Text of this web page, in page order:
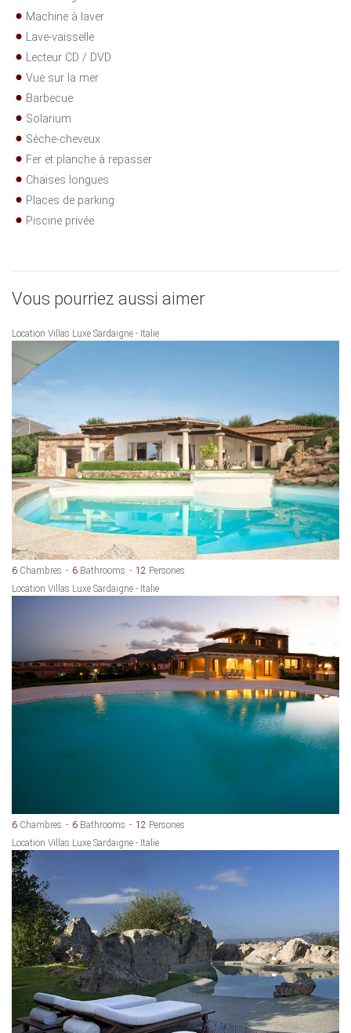
Machine à laver
Lave-vaisselle
Lecteur CD / DVD
Vue sur la mer
Barbecue
Solarium
Sèche-cheveux
Fer et planche à repasser
Chaises longues
Places de parking
Piscine privée
Vous pourriez aussi aimer
Location Villas Luxe Sardaigne - Italie
6 Chambres 6 Bathrooms 12 Persones
Location Villas Luxe Sardaigne - Italie
6 Chambres 6 Bathrooms 12 Persones
Location Villas Luxe Sardaigne - Italie